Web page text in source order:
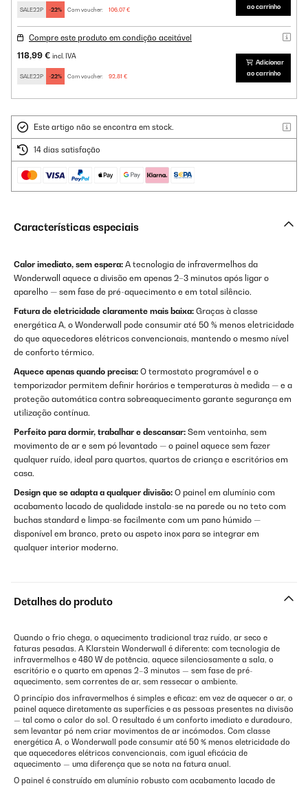
SALE22P -22% Com voucher: 106,07 €
ao carrinho
Compre este produto em condição aceitável
118,99 € incl. IVA
SALE22P -22% Com voucher: 92,81 €
Adicionar
ao carrinho
Este artigo não se encontra em stock.
14 dias satisfação
Características especiais
Calor imediato, sem espera: A tecnologia de infravermelhos da
Wonderwall aquece a divisão em apenas 2–3 minutos após ligar o
aparelho — sem fase de pré-aquecimento e em total silêncio.
Fatura de eletricidade claramente mais baixa: Graças à classe
energética A, o Wonderwall pode consumir até 50 % menos eletricidade
do que aquecedores elétricos convencionais, mantendo o mesmo nível
de conforto térmico.
Aquece apenas quando precisa: O termostato programável e o
temporizador permitem definir horários e temperaturas à medida — e a
proteção automática contra sobreaquecimento garante segurança em
utilização contínua.
Perfeito para dormir, trabalhar e descansar: Sem ventoinha, sem
movimento de ar e sem pó levantado — o painel aquece sem fazer
qualquer ruído, ideal para quartos, quartos de criança e escritórios em
casa.
Design que se adapta a qualquer divisão: O painel em alumínio com
acabamento lacado de qualidade instala-se na parede ou no teto com
buchas standard e limpa-se facilmente com um pano húmido —
disponível em branco, preto ou aspeto inox para se integrar em
qualquer interior moderno.
Detalhes do produto
Quando o frio chega, o aquecimento tradicional traz ruído, ar seco e
faturas pesadas. A Klarstein Wonderwall é diferente: com tecnologia de
infravermelhos e 480 W de potência, aquece silenciosamente a sala, o
escritório e o quarto em apenas 2–3 minutos — sem fase de pré-
aquecimento, sem correntes de ar, sem ressecar o ambiente.
O princípio dos infravermelhos é simples e eficaz: em vez de aquecer o ar, o
painel aquece diretamente as superfícies e as pessoas presentes na divisão
— tal como o calor do sol. O resultado é um conforto imediato e duradouro,
sem levantar pó nem criar movimentos de ar incómodos. Com classe
energética A, o Wonderwall pode consumir até 50 % menos eletricidade do
que aquecedores elétricos convencionais, com igual eficácia de
aquecimento — uma diferença que se nota na fatura anual.
O painel é construído em alumínio robusto com acabamento lacado de